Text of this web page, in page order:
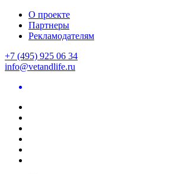
О проекте
Партнеры
Рекламодателям
+7 (495) 925 06 34
info@vetandlife.ru